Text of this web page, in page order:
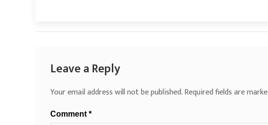
Leave a Reply
Your email address will not be published.Required fields are
Comment *